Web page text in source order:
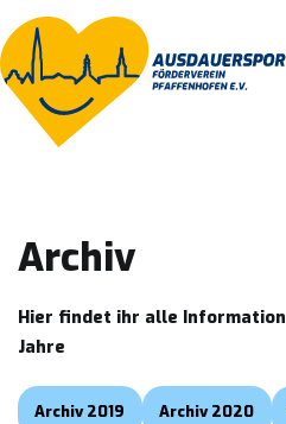
Zum
Inhalt
springen
Archiv
Hier findet ihr alle
Jahre
Archiv 2019 Archiv 2020